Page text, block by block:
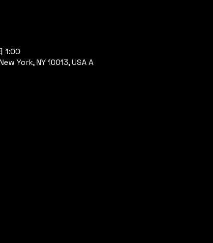
1:00
York, NY 10013, USA A